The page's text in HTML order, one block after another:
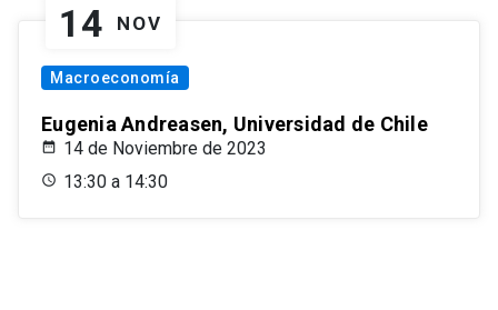
14 NOV
Macroeconomía
Eugenia Andreasen, Universidad de Chile
14 de Noviembre de 2023
13:30 a 14:30